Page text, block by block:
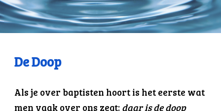
De Doop
Als je over baptisten hoort is het eerste wat
men vaak over ons zegt: daar is de doop